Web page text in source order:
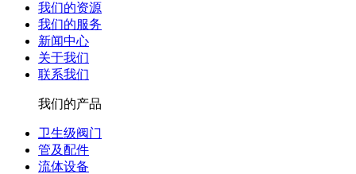
我们的资源
我们的服务
新闻中心
关于我们
联系我们
我们的产品
卫生级阀门
管及配件
流体设备